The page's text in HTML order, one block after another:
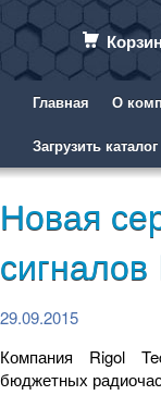
Главная О
Загрузить каталог
Новая
сигналов
29.09.2015
Компания Rigol
бюджетных